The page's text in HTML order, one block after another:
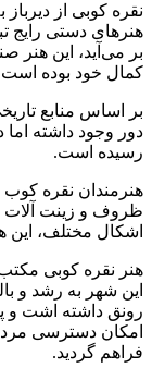
نقره کوبی از
هنرهای دستی ‌رایج
کمال خود بوده
بر اساس منابع
دور وجود داشته
رسیده است.
هنرمندان نقره کوب
ظروف و زینت‌ آلات
اشکال مختلف، این
هنر نقره کوبی
این شهر به رشد و
رونق داشته اشت و
امکان دسترسی
فراهم گردید.